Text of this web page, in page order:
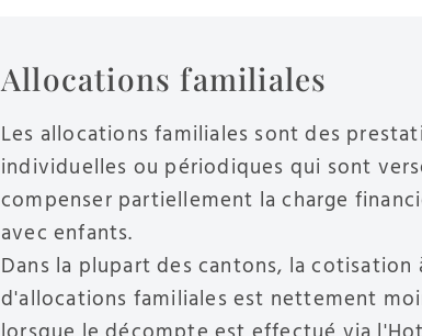
Allocations familiales
Les allocations familiales sont des
individuelles ou périodiques qui sont
compenser partiellement la charge
avec enfants.
Dans la plupart des cantons, la cotisation
d'allocations familiales est nettement